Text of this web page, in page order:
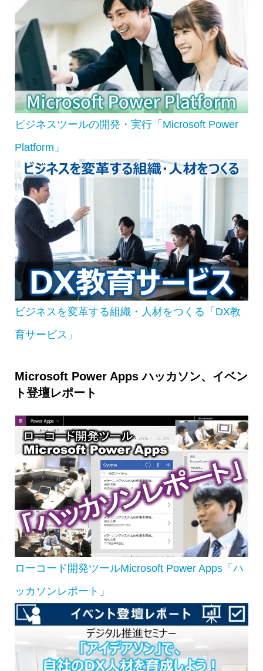
ビジネスツールの開発・実行「Microsoft Power
Platform」
ビジネスを変革する組織・人材をつくる「DX教
育サービス」
Microsoft Power Apps ハッカソン、イベン
ト登壇レポート
ローコード開発ツールMicrosoft Power Apps「ハ
ッカソンレポート」